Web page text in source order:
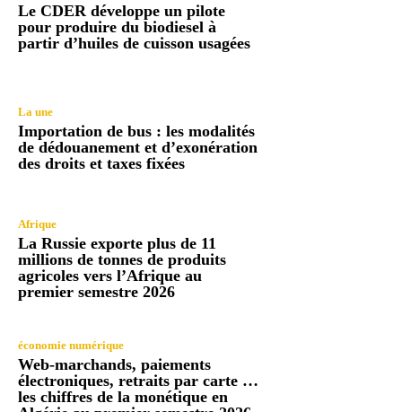
Le CDER développe un pilote
pour produire du biodiesel à
partir d’huiles de cuisson usagées
La une
Importation de bus : les modalités
de dédouanement et d’exonération
des droits et taxes fixées
Afrique
La Russie exporte plus de 11
millions de tonnes de produits
agricoles vers l’Afrique au
premier semestre 2026
économie numérique
Web-marchands, paiements
électroniques, retraits par carte …
les chiffres de la monétique en